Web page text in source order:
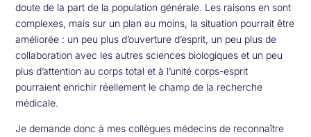
doute de la part de la population générale. Les raisons en sont
complexes, mais sur un plan au moins, la situation pourrait être
améliorée : un peu plus d’ouverture d’esprit, un peu plus de
collaboration avec les autres sciences biologiques et un peu
plus d’attention au corps total et à l’unité corps-esprit
pourraient enrichir réellement le champ de la recherche
médicale.
Je demande donc à mes collègues médecins de reconnaître